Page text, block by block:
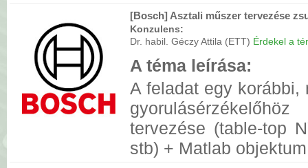
[Bosch] Asztali műszer tervezése
Konzulens:
Dr. habil. Géczy Attila (ETT) Érdekel a
A téma leírása:
A feladat egy korábbi,
tervezése (table-top
stb) + Matlab